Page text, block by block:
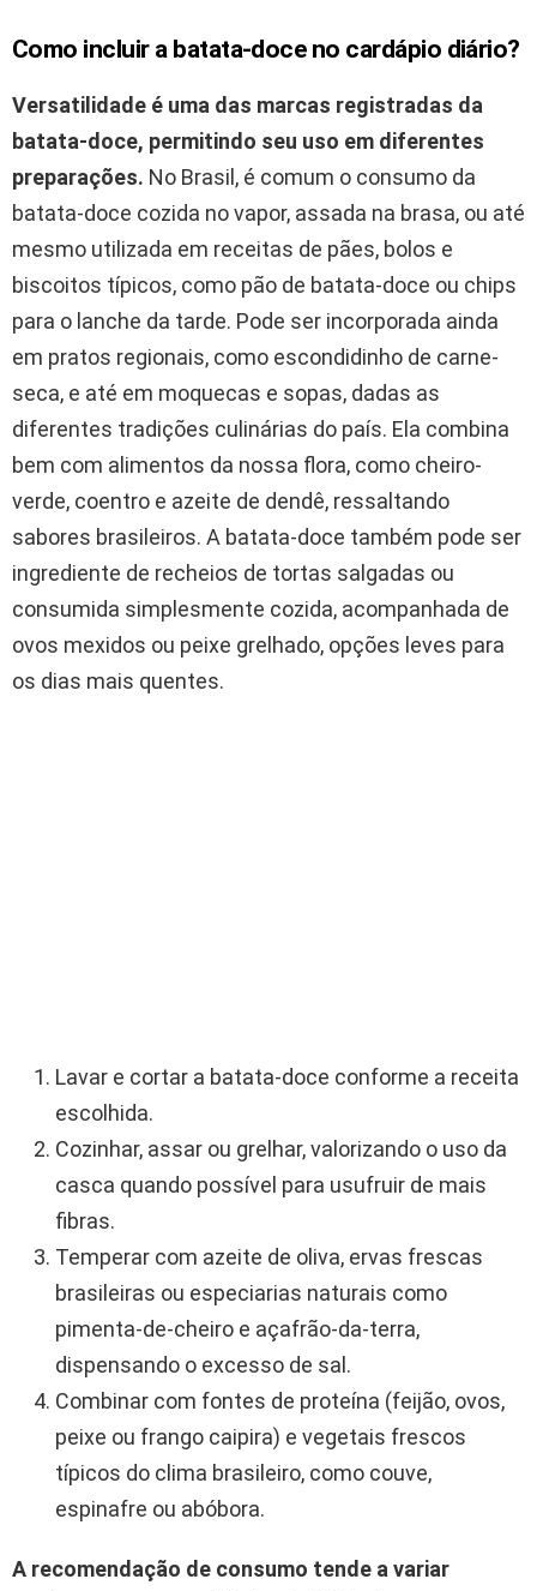
Como incluir a batata-doce no cardápio diário?
Versatilidade é uma das marcas registradas da
batata-doce, permitindo seu uso em diferentes
preparações. No Brasil, é comum o consumo da
batata-doce cozida no vapor, assada na brasa, ou até
mesmo utilizada em receitas de pães, bolos e
biscoitos típicos, como pão de batata-doce ou chips
para o lanche da tarde. Pode ser incorporada ainda
em pratos regionais, como escondidinho de carne-
seca, e até em moquecas e sopas, dadas as
diferentes tradições culinárias do país. Ela combina
bem com alimentos da nossa flora, como cheiro-
verde, coentro e azeite de dendê, ressaltando
sabores brasileiros. A batata-doce também pode ser
ingrediente de recheios de tortas salgadas ou
consumida simplesmente cozida, acompanhada de
ovos mexidos ou peixe grelhado, opções leves para
os dias mais quentes.
Lavar e cortar a batata-doce conforme a receita
escolhida.
Cozinhar, assar ou grelhar, valorizando o uso da
casca quando possível para usufruir de mais
fibras.
Temperar com azeite de oliva, ervas frescas
brasileiras ou especiarias naturais como
pimenta-de-cheiro e açafrão-da-terra,
dispensando o excesso de sal.
Combinar com fontes de proteína (feijão, ovos,
peixe ou frango caipira) e vegetais frescos
típicos do clima brasileiro, como couve,
espinafre ou abóbora.
A recomendação de consumo tende a variar